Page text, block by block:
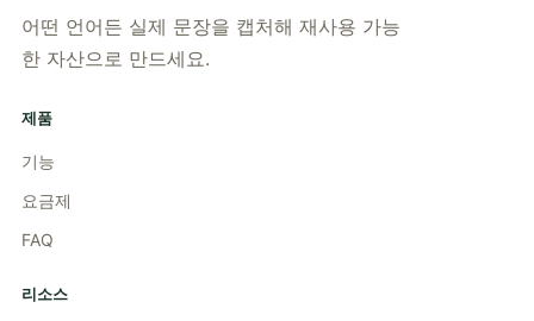
어떤 언어든 실제 문장을 캡처해 재사용 가능
한 자산으로 만드세요.
제품
기능
요금제
FAQ
리소스